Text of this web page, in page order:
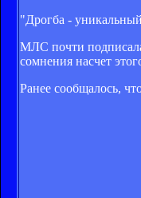
"Дрогба -
МЛС почти
сомнения насчет
Ранее сообщалось,